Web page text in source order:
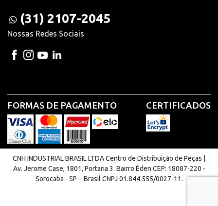
(31) 2107-2045
Nossas Redes Sociais
FORMAS DE PAGAMENTO CERTIFICADOS
CNH INDUSTRIAL BRASIL LTDA Centro de Distribuição de Peças |
Av. Jerome Case, 1801, Portaria 3. Bairro Éden CEP: 18087-220 -
Sorocaba - SP − Brasil CNPJ 01.844.555/0027-11.